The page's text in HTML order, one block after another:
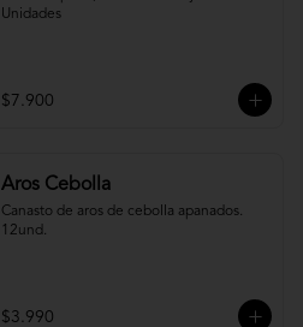
Unidades
$7.900
Aros Cebolla
Canasto de aros de cebolla apanados.
12und.
$3.990